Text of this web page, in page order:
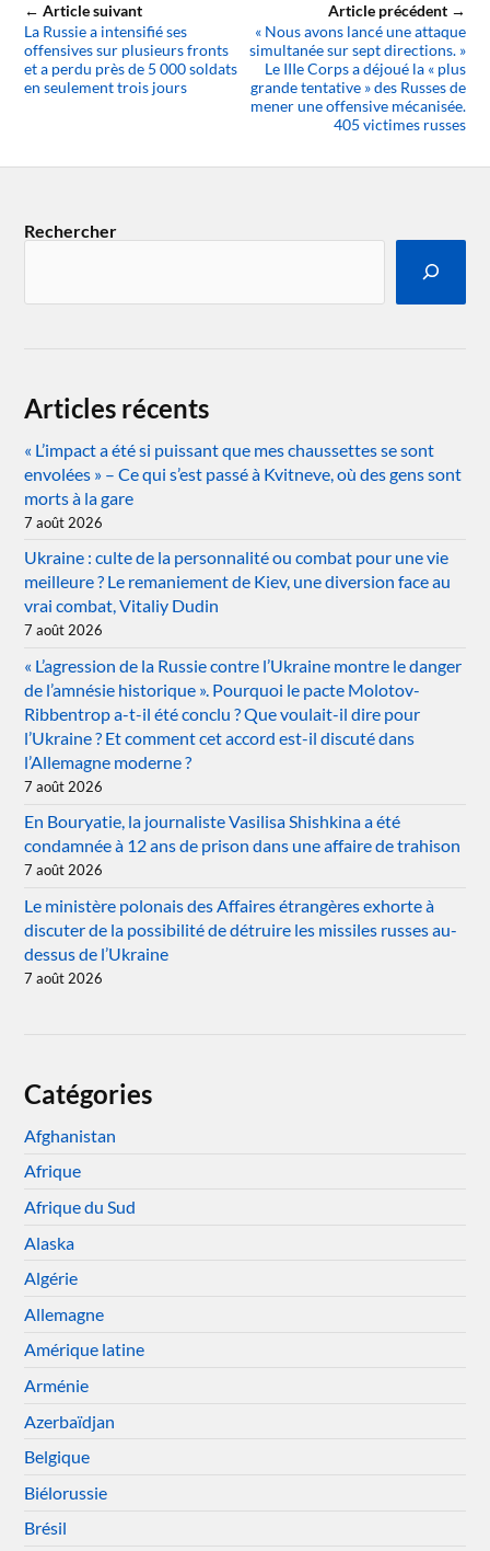
← Article suivant
La Russie a intensifié ses
offensives sur plusieurs fronts
et a perdu près de 5 000 soldats
en seulement trois jours
Article précédent →
« Nous avons lancé une attaque
simultanée sur sept directions. »
Le IIIe Corps a déjoué la « plus
grande tentative » des Russes de
mener une offensive mécanisée.
405 victimes russes
Rechercher
Articles récents
« L’impact a été si puissant que mes chaussettes se sont
envolées » – Ce qui s’est passé à Kvitneve, où des gens sont
morts à la gare
7 août 2026
Ukraine : culte de la personnalité ou combat pour une vie
meilleure ? Le remaniement de Kiev, une diversion face au
vrai combat, Vitaliy Dudin
7 août 2026
« L’agression de la Russie contre l’Ukraine montre le danger
de l’amnésie historique ». Pourquoi le pacte Molotov-
Ribbentrop a-t-il été conclu ? Que voulait-il dire pour
l’Ukraine ? Et comment cet accord est-il discuté dans
l’Allemagne moderne ?
7 août 2026
En Bouryatie, la journaliste Vasilisa Shishkina a été
condamnée à 12 ans de prison dans une affaire de trahison
7 août 2026
Le ministère polonais des Affaires étrangères exhorte à
discuter de la possibilité de détruire les missiles russes au-
dessus de l’Ukraine
7 août 2026
Catégories
Afghanistan
Afrique
Afrique du Sud
Alaska
Algérie
Allemagne
Amérique latine
Arménie
Azerbaïdjan
Belgique
Biélorussie
Brésil